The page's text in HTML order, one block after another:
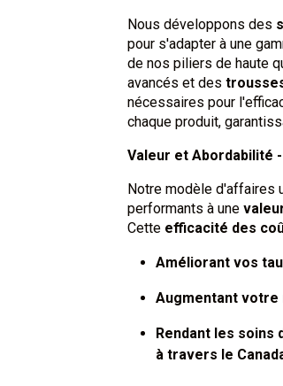
Nous développons des
pour s'adapter à une
de nos piliers de haute
avancés et des
nécessaires pour
chaque produit,
Valeur et Abordabilité
Notre modèle d'affaires
performants à une
Cette efficacité des
Améliorant vos
Augmentant
Rendant les soins
à travers le